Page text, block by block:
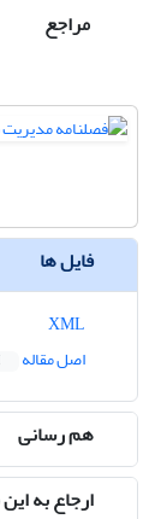
مراجع
فایل ها
اصل مقاله
هم رسانی
ارجاع به این